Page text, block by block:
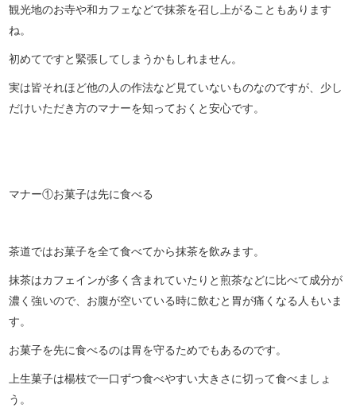
観光地のお寺や和カフェなどで抹茶を召し上がることもあります
ね。
初めてですと緊張してしまうかもしれません。
実は皆それほど他の人の作法など見ていないものなのですが、少し
だけいただき方のマナーを知っておくと安心です。
マナー①お菓子は先に食べる
茶道ではお菓子を全て食べてから抹茶を飲みます。
抹茶はカフェインが多く含まれていたりと煎茶などに比べて成分が
濃く強いので、お腹が空いている時に飲むと胃が痛くなる人もいま
す。
お菓子を先に食べるのは胃を守るためでもあるのです。
上生菓子は楊枝で一口ずつ食べやすい大きさに切って食べましょ
う。